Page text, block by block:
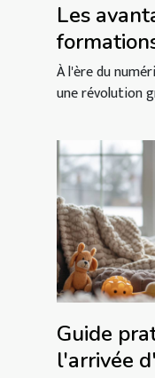
Les
À l'ère du
une révolution
Guide
l'arrivée